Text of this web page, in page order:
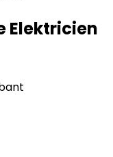
Elektricien